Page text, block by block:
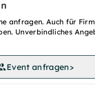
anfragen. Auch für
Unverbindliches
Event anfragen>